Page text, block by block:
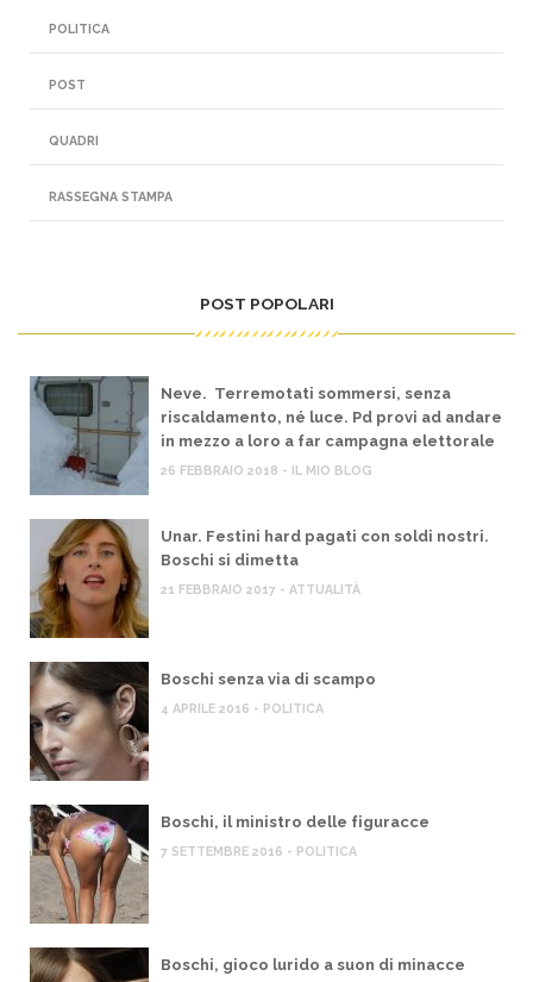
POLITICA
POST
QUADRI
RASSEGNA STAMPA
POST POPOLARI
Neve. Terremotati sommersi, senza
riscaldamento, né luce. Pd provi ad andare
in mezzo a loro a far campagna elettorale
26 FEBBRAIO 2018 - IL MIO BLOG
Unar. Festini hard pagati con soldi nostri.
Boschi si dimetta
21 FEBBRAIO 2017 - ATTUALITÀ
Boschi senza via di scampo
4 APRILE 2016 - POLITICA
Boschi, il ministro delle figuracce
7 SETTEMBRE 2016 - POLITICA
Boschi, gioco lurido a suon di minacce